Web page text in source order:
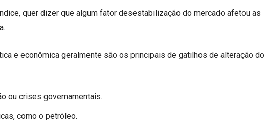
quer dizer que algum fator desestabilização do mercado afetou as
e econômica geralmente são os principais de gatilhos de alteração do
ou crises governamentais.
como o petróleo.